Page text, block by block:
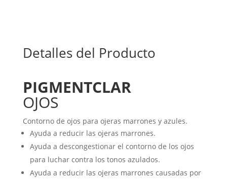
Detalles del Producto
PIGMENTCLAR
OJOS
Contorno de ojos para ojeras marrones y azules.
Ayuda a reducir las ojeras marrones.
Ayuda a descongestionar el contorno de los ojos
para luchar contra los tonos azulados.
Ayuda a reducir las ojeras marrones causadas por